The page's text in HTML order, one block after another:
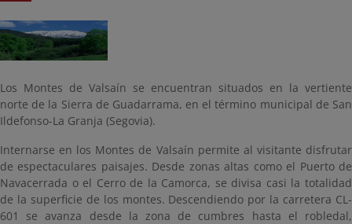
Los Montes de Valsaín se encuentran situados en la vertiente
norte de la Sierra de Guadarrama, en el término municipal de San
Ildefonso-La Granja (Segovia).
Internarse en los Montes de Valsaín permite al visitante disfrutar
de espectaculares paisajes. Desde zonas altas como el Puerto de
Navacerrada o el Cerro de la Camorca, se divisa casi la totalidad
de la superficie de los montes. Descendiendo por la carretera CL-
601 se avanza desde la zona de cumbres hasta el robledal,